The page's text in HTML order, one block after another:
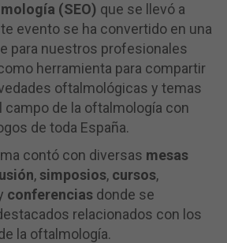
(SEO) que se llevó a
evento se ha convertido en una
para nuestros profesionales
herramienta para compartir
oftalmológicas y temas
campo de la oftalmología con
de toda España.
contó con diversas mesas
, simposios, cursos,
conferencias donde se
relacionados con los
la oftalmología.